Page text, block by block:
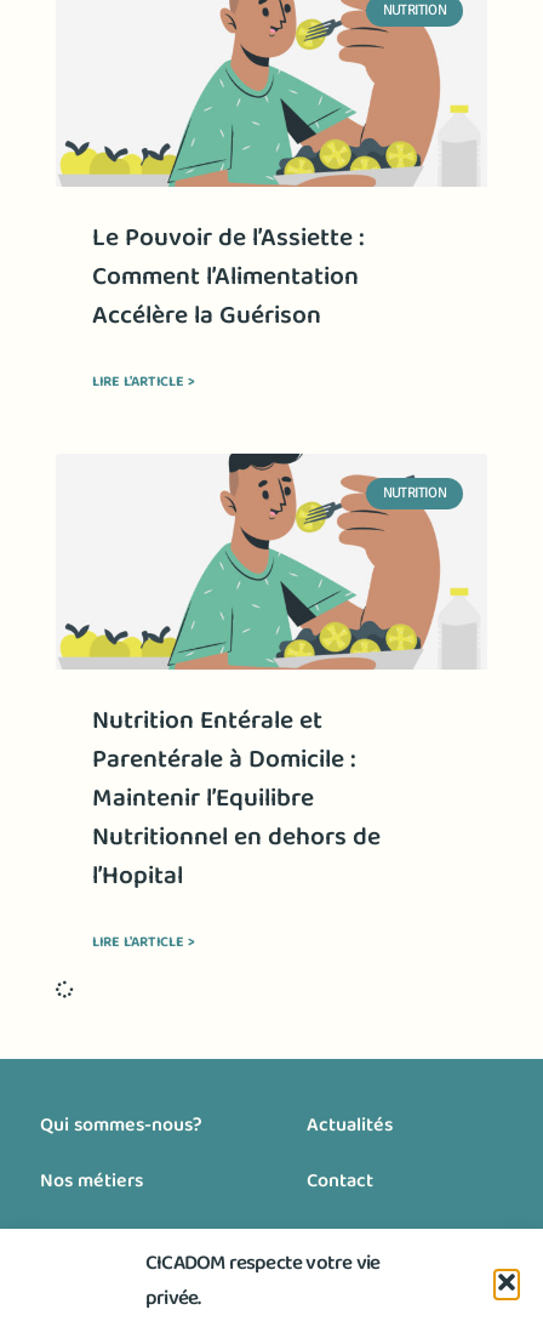
CICADOM respecte votre vie
privée.
NUTRITION
Le Pouvoir de l’Assiette :
Comment l’Alimentation
Accélère la Guérison
LIRE L'ARTICLE >
NUTRITION
Nutrition Entérale et
Parentérale à Domicile :
Maintenir l’Equilibre
Nutritionnel en dehors de
l’Hopital
LIRE L'ARTICLE >
Qui sommes-nous?
Nos métiers
Nos engagements
Nous rejoindre
Actualités
Contact
Blog